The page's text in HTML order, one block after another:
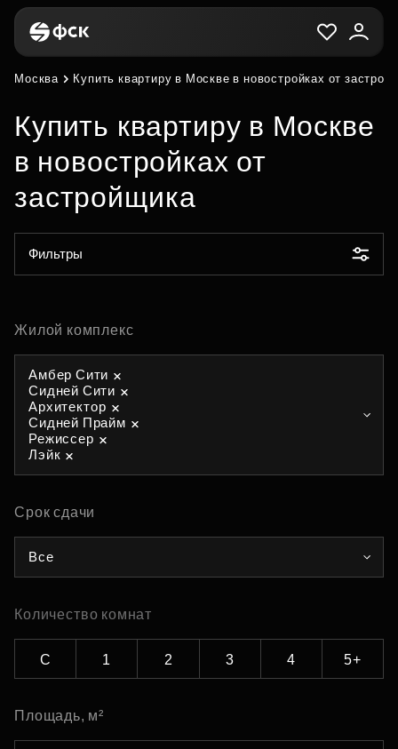
Москва Купить квартиру в Москве в новостройках от
Купить квартиру в Москве
в новостройках от
застройщика
Фильтры
Жилой комплекс
Амбер Сити
Сидней Сити
Архитектор
Сидней Прайм
Режиссер
Лэйк
Срок сдачи
Все
Количество комнат
С 1 2 3 4 5+
Площадь, м²